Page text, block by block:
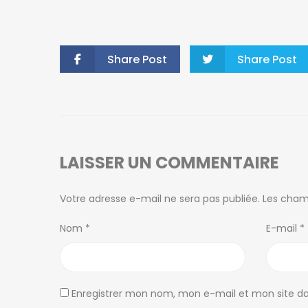
Share Post Share Post
LAISSER UN COMMENTAIRE
Votre adresse e-mail ne sera pas publiée. Les
Nom * E-mail *
Enregistrer mon nom, mon e-mail et mon site
+261 20 22 218 67
tana@ofim.mg
ivandry@ofim.mg
39 Ebis 101 Antananarivo.